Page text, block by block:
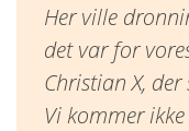
Her ville
det var for
Christian X,
Vi kommer